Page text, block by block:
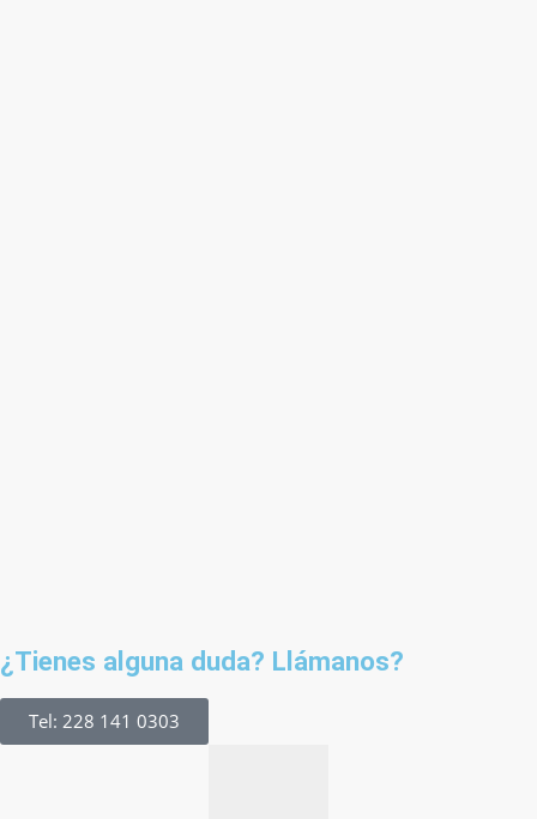
¿Tienes alguna duda? Llámanos?
Tel: 228 141 0303